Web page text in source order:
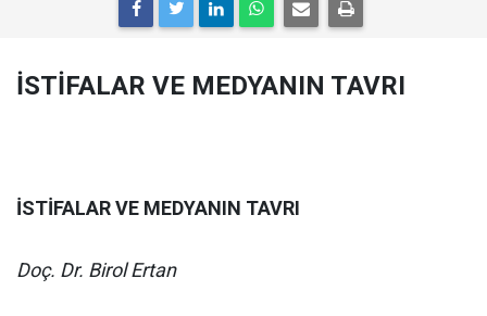
İSTİFALAR VE MEDYANIN TAVRI
İSTİFALAR VE MEDYANIN TAVRI
Doç. Dr. Birol Ertan